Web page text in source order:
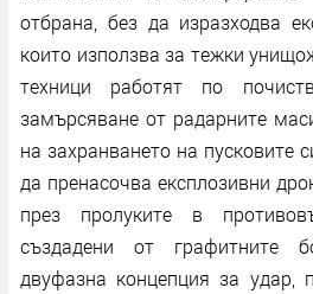
отбрана, без да изразходва
които използва за тежки
техници работят по
замърсяване от радарните
на захранването на пусковите
да пренасочва експлозивни
през пролуките в
създадени от графитните
двуфазна концепция за удар,